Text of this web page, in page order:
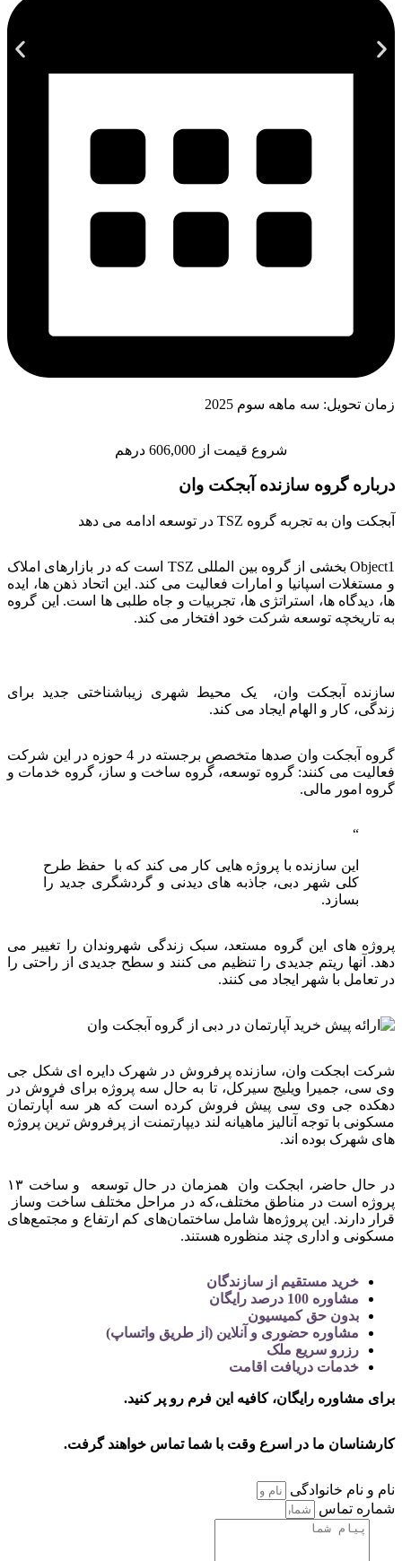
زمان تحویل: سه ماهه سوم 2025
شروع قیمت از 606,000 درهم
درباره گروه سازنده آبجکت وان
آبجکت وان به تجربه گروه TSZ در توسعه ادامه می دهد
Object1 بخشی از گروه بین المللی TSZ است که در بازارهای املاک
و مستغلات اسپانیا و امارات فعالیت می کند. این اتحاد ذهن ها، ایده
ها، دیدگاه ها، استراتژی ها، تجربیات و جاه طلبی ها است. این گروه
به تاریخچه توسعه شرکت خود افتخار می کند.
سازنده آبجکت وان، یک محیط شهری زیباشناختی جدید برای
زندگی، کار و الهام ایجاد می کند.
گروه آبجکت وان صدها متخصص برجسته در 4 حوزه در این شرکت
فعالیت می کنند: گروه توسعه، گروه ساخت و ساز، گروه خدمات و
گروه امور مالی.
این سازنده با پروژه هایی کار می کند که با حفظ طرح
کلی شهر دبی، جاذبه های دیدنی و گردشگری جدید را
بسازد.
پروژه های این گروه مستعد، سبک زندگی شهروندان را تغییر می
دهد. آنها ریتم جدیدی را تنظیم می کنند و سطح جدیدی از راحتی را
در تعامل با شهر ایجاد می کنند.
شرکت ابجکت وان، سازنده پرفروش در شهرک دایره ای شکل جی
وی سی، جمیرا ویلیج سیرکل، تا به حال سه پروژه برای فروش در
دهکده جی وی سی پیش فروش کرده است که هر سه آپارتمان
مسکونی با توجه آنالیز ماهیانه لند دیپارتمنت از پرفروش ترین پروژه
های شهرک بوده اند.
در حال حاضر، ابجکت وان همزمان در حال توسعه و ساخت ۱۳
پروژه است در مناطق مختلف،که در مراحل مختلف ساخت وساز
قرار دارند. این پروژه‌ها شامل ساختمان‌های کم ارتفاع و مجتمع‌های
مسکونی و اداری چند منظوره هستند.
خرید مستقیم از سازندگان
مشاوره 100 درصد رایگان
بدون حق کمیسیون
مشاوره حضوری و آنلاین (از طریق واتساپ)
رزرو سریع ملک
خدمات دریافت اقامت
برای مشاوره رایگان، کافیه این فرم رو پر کنید.
کارشناسان ما در اسرع وقت با شما تماس خواهند گرفت.
نام و نام خانوادگی
شماره تماس